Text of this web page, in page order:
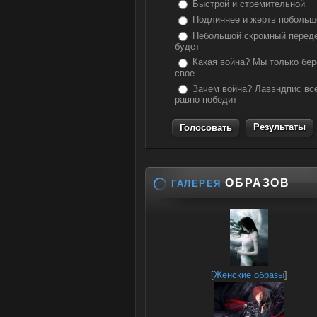
Быстрой и стремительной
Подлиннее и жертв
Небольшой скромный
будет
Какая война? Мы только
свое
Зачем война? Лавэндпис
равно победит
Результаты
ГАЛЕРЕЯ ОБРАЗОВ
[Женские образы]